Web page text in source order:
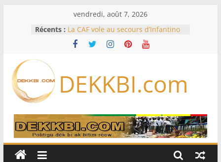
vendredi, août 7, 2026
Récents : La CAF vole au secours d’Infantino
et de la FIFA
Assemblée nationale : trois projets
lundi
Foot : le Barça annule un amical au
Une hausse en glissement annuel
de 0,4 % des prix à la
consommation en juin
Préparation Hajj 2027 : les
DEKKBI.com